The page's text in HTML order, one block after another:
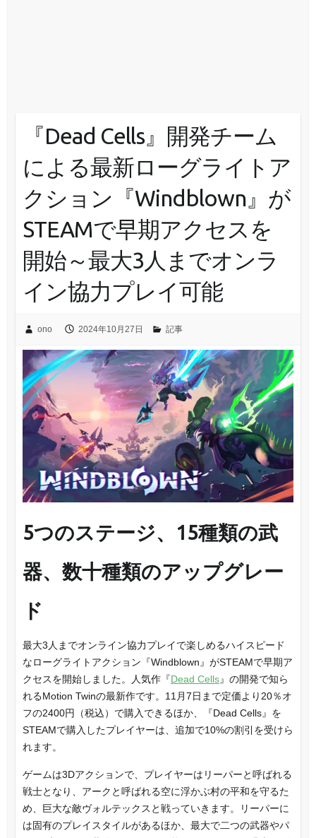
『Dead Cells』開発チーム
による最新ローグライトア
クション『Windblown』が
STEAMで早期アクセスを
開始～最大3人までオンラ
イン協力プレイ可能
ono 2024年10月27日 記事
5つのステージ、15種類の武
器、数十種類のアップグレー
ド
最大3人までオンライン協力プレイで楽しめるハイスピード
なローグライトアクション『Windblown』がSTEAMで早期ア
クセスを開始しました。人気作『Dead Cells』の開発で知ら
れるMotion Twinの最新作です。11月7日まで定価より20％オ
フの2400円（税込）で購入できるほか、『Dead Cells』を
STEAMで購入したプレイヤーは、追加で10%の割引を受けら
れます。
ゲームは3Dアクションで、プレイヤーはリーパーと呼ばれる
戦士となり、アークと呼ばれる空に浮かぶ村の平和を守るた
め、巨大な敵ヴォルテックスと戦っていきます。リーパーに
は固有のプレイスタイルがあるほか、最大で二つの武器やパ